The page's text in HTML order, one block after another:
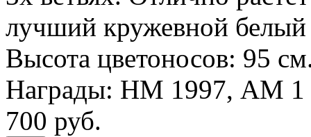
лучший кружевной
Высота цветоносов: 95
Награды: НМ 1997, АМ
700 руб.